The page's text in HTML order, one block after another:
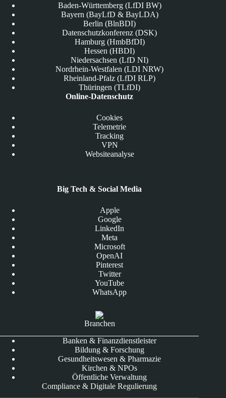
Baden-Württemberg (LfDI BW)
Bayern (BayLfD & BayLDA)
Berlin (BlnBDI)
Datenschutzkonferenz (DSK)
Hamburg (HmbBfDI)
Hessen (HBDI)
Niedersachsen (LfD NI)
Nordrhein-Westfalen (LDI NRW)
Rheinland-Pfalz (LfDI RLP)
Thüringen (TLfDI)
Online-Datenschutz
Cookies
Telemetrie
Tracking
VPN
Websiteanalyse
Big Tech & Social Media
Apple
Google
LinkedIn
Meta
Microsoft
OpenAI
Pinterest
Twitter
YouTube
WhatsApp
Branchen
Banken & Finanzdienstleister
Bildung & Forschung
Gesundheitswesen & Pharmazie
Kirchen & NPOs
Öffentliche Verwaltung
Compliance & Digitale Regulierung